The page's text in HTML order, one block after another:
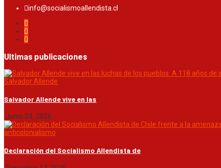
info@socialismoallendista.cl
Ultimas publicaciones
Salvador Allende
Salvador Allende vive en las
Junio 24, 2026
anticolonialismo
Declaración del Socialismo Allendista de